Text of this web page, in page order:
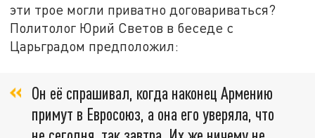
эти трое могли приватно договариваться?
Политолог Юрий Светов в беседе с
Царьградом предположил:
Он её спрашивал, когда наконец Армению
примут в Евросоюз, а она его уверяла, что